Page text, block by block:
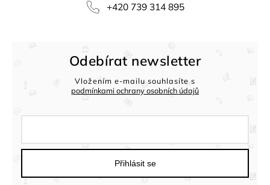
+420 739 314 895
Odebírat newsletter
Vložením e-mailu souhlasíte s
podmínkami ochrany osobních údajů
Přihlásit se